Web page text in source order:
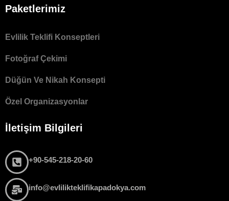
Paketlerimiz
Evlilik Teklifi Konseptleri
Fotoğraf Çekimi
Düğün Ve Nikah Konsepti
Özel Organizasyonlar
İletişim Bilgileri
+90-545-218-20-60
info@evlilikteklifikapadokya.com